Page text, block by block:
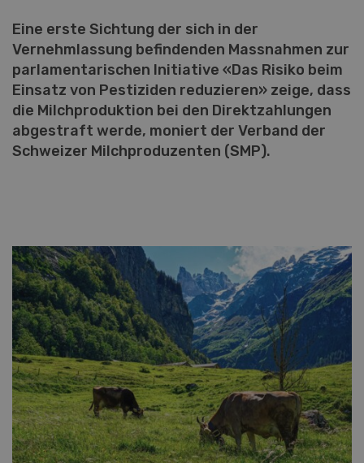
Eine erste Sichtung der sich in der
Vernehmlassung befindenden Massnahmen zur
parlamentarischen Initiative «Das Risiko beim
Einsatz von Pestiziden reduzieren» zeige, dass
die Milchproduktion bei den Direktzahlungen
abgestraft werde, moniert der Verband der
Schweizer Milchproduzenten (SMP).